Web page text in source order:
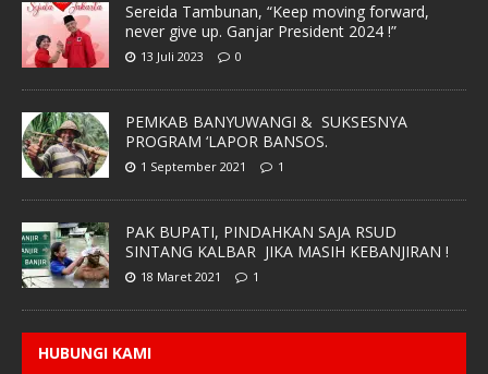
Sereida Tambunan, “Keep moving forward,
never give up. Ganjar President 2024 !”
13 Juli 2023 0
PEMKAB BANYUWANGI & SUKSESNYA
PROGRAM ‘LAPOR BANSOS.
1 September 2021 1
PAK BUPATI, PINDAHKAN SAJA RSUD
SINTANG KALBAR JIKA MASIH KEBANJIRAN !
18 Maret 2021 1
HUBUNGI KAMI